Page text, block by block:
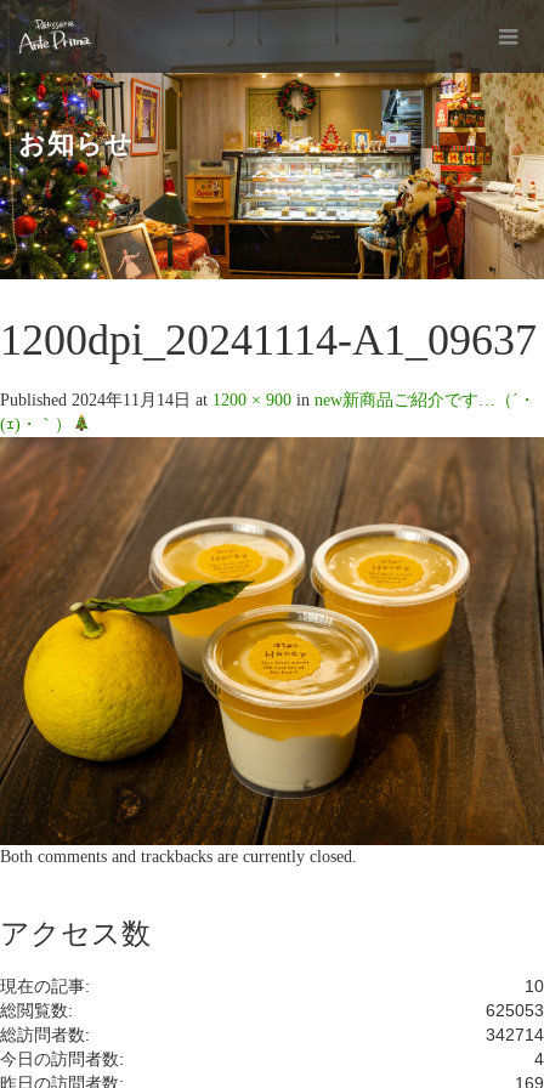
お知らせ
1200dpi_20241114-A1_09637
Published 2024年11月14日 at 1200 × 900 in new新商品ご紹介です…（´・
(ｪ)・｀）
Both comments and trackbacks are currently closed.
アクセス数
10
現在の記事:
625053
総閲覧数:
342714
総訪問者数:
4
今日の訪問者数:
169
昨日の訪問者数: